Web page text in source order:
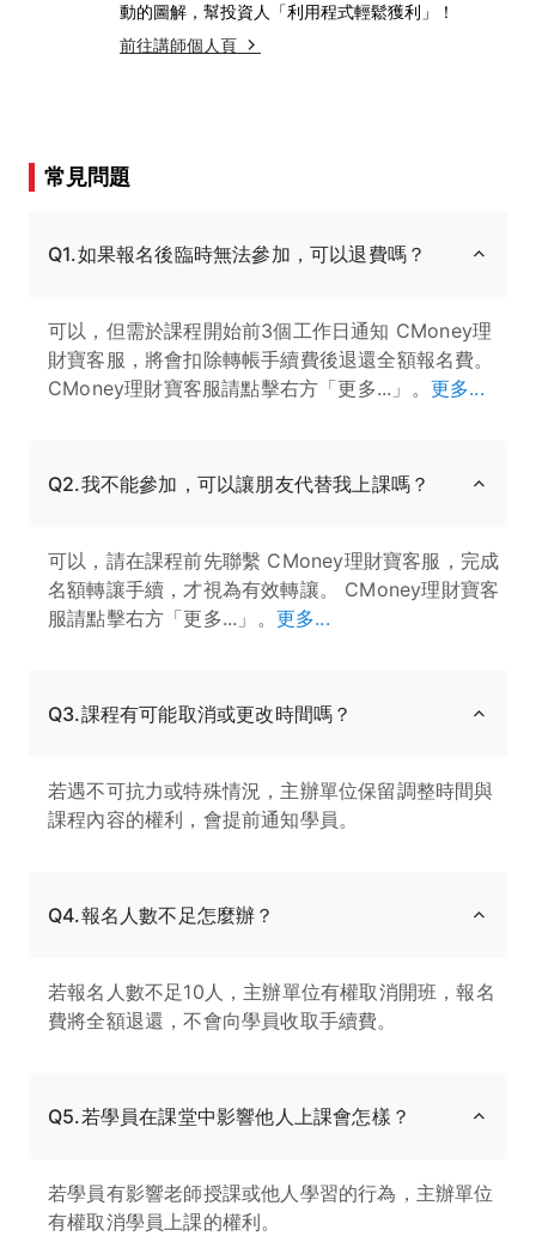
動的圖解，幫投資人「利用程式輕鬆獲利」！
前往講師個人頁
常見問題
Q1.如果報名後臨時無法參加，可以退費嗎？
可以，但需於課程開始前3個工作日通知 CMoney理
財寶客服，將會扣除轉帳手續費後退還全額報名費。
CMoney理財寶客服請點擊右方「更多...」。 更多...
Q2.我不能參加，可以讓朋友代替我上課嗎？
可以，請在課程前先聯繫 CMoney理財寶客服，完成
名額轉讓手續，才視為有效轉讓。 CMoney理財寶客
服請點擊右方「更多...」。 更多...
Q3.課程有可能取消或更改時間嗎？
若遇不可抗力或特殊情況，主辦單位保留調整時間與
課程內容的權利，會提前通知學員。
Q4.報名人數不足怎麼辦？
若報名人數不足10人，主辦單位有權取消開班，報名
費將全額退還，不會向學員收取手續費。
Q5.若學員在課堂中影響他人上課會怎樣？
若學員有影響老師授課或他人學習的行為，主辦單位
有權取消學員上課的權利。